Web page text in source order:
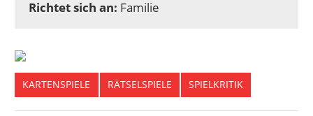
Richtet sich an: Familie
KARTENSPIELE RÄTSELSPIELE SPIELKRITIK